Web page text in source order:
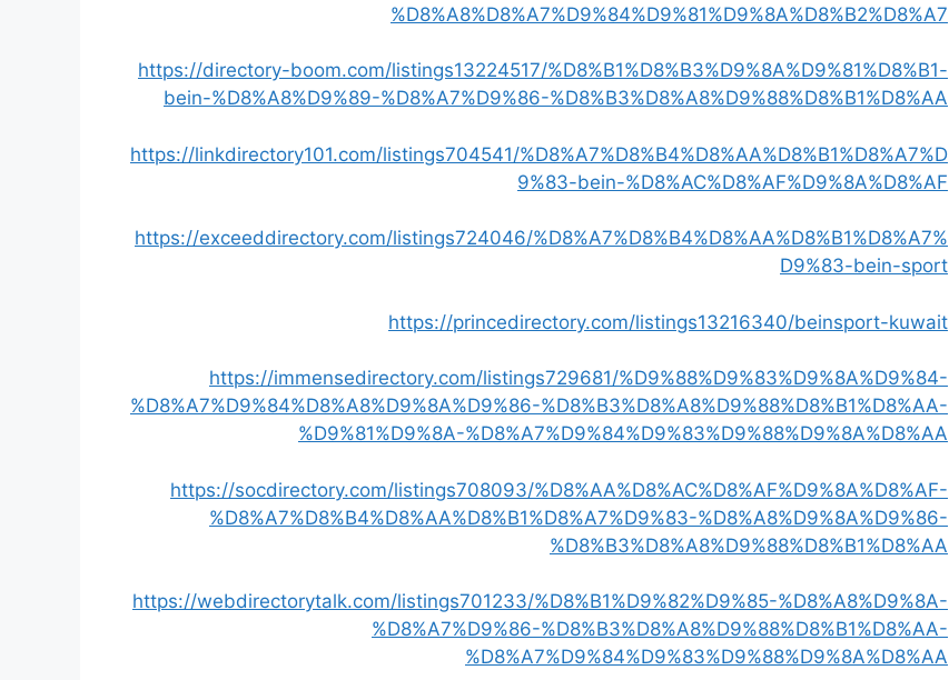
%D8%A8%D8%A7%D9%84%D9%81%D9%8A%D8%B2%D8%A7
https://directory-boom.com/listings13224517/%D8%B1%D8%B3%D9%8A%D9%81%D8%B1-
bein-%D8%A8%D9%89-%D8%A7%D9%86-%D8%B3%D8%A8%D9%88%D8%B1%D8%AA
https://linkdirectory101.com/listings704541/%D8%A7%D8%B4%D8%AA%D8%B1%D8%A7%D
9%83-bein-%D8%AC%D8%AF%D9%8A%D8%AF
https://exceeddirectory.com/listings724046/%D8%A7%D8%B4%D8%AA%D8%B1%D8%A7%
D9%83-bein-sport
https://princedirectory.com/listings13216340/beinsport-kuwait
https://immensedirectory.com/listings729681/%D9%88%D9%83%D9%8A%D9%84-
%D8%A7%D9%84%D8%A8%D9%8A%D9%86-%D8%B3%D8%A8%D9%88%D8%B1%D8%AA-
%D9%81%D9%8A-%D8%A7%D9%84%D9%83%D9%88%D9%8A%D8%AA
https://socdirectory.com/listings708093/%D8%AA%D8%AC%D8%AF%D9%8A%D8%AF-
%D8%A7%D8%B4%D8%AA%D8%B1%D8%A7%D9%83-%D8%A8%D9%8A%D9%86-
%D8%B3%D8%A8%D9%88%D8%B1%D8%AA
https://webdirectorytalk.com/listings701233/%D8%B1%D9%82%D9%85-%D8%A8%D9%8A-
%D8%A7%D9%86-%D8%B3%D8%A8%D9%88%D8%B1%D8%AA-
%D8%A7%D9%84%D9%83%D9%88%D9%8A%D8%AA